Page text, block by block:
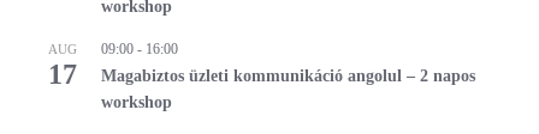
workshop
AUG
17
09:00 - 16:00
Magabiztos üzleti kommunikáció angolul – 2 napos
workshop